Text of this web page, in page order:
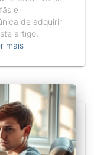
e
de adquirir
artigo,
mais